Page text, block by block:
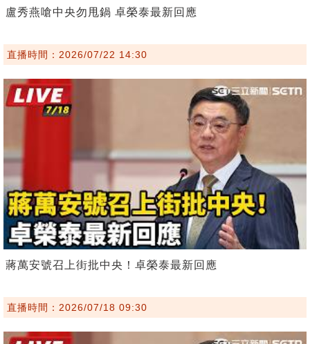
盧秀燕嗆中央勿甩鍋 卓榮泰最新回應
直播時間：2026/07/22 14:30
蔣萬安號召上街批中央！卓榮泰最新回應
直播時間：2026/07/18 09:30